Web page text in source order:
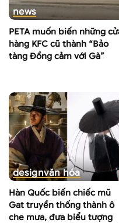
news
PETA muốn biến những
hàng KFC cũ thành “Bảo
tàng Đồng cảm với Gà”
designvăn hóa
Hàn Quốc biến chiếc mũ
Gat truyền thống thành ô
che mưa, đưa biểu tượng